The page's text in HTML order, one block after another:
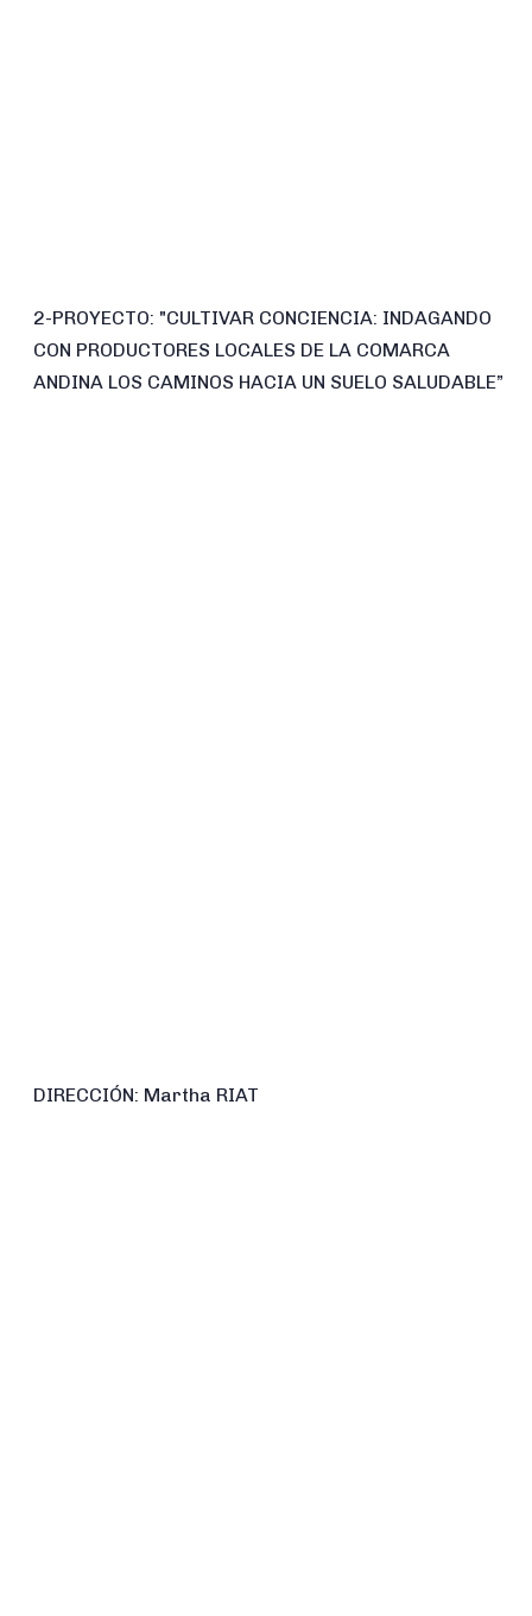
2-PROYECTO: "CULTIVAR CONCIENCIA: INDAGANDO
CON PRODUCTORES LOCALES DE LA COMARCA
ANDINA LOS CAMINOS HACIA UN SUELO SALUDABLE”
DIRECCIÓN: Martha RIAT